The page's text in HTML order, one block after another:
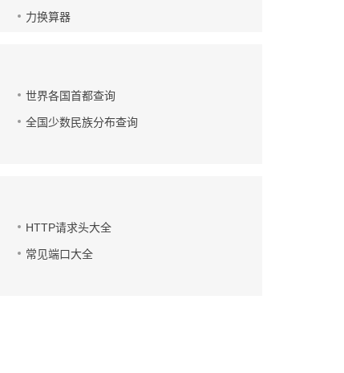
力换算器
世界各国首都查询
全国少数民族分布查询
HTTP请求头大全
常见端口大全